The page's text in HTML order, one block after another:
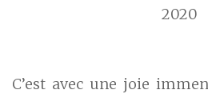
C’est avec une joie